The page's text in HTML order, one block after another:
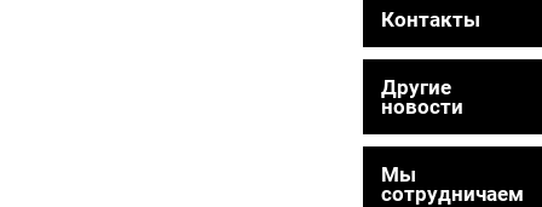
Контакты
Другие
новости
Мы
сотрудничаем